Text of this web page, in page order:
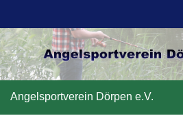
Search for:
Angelsportverein Dörpen e.V.